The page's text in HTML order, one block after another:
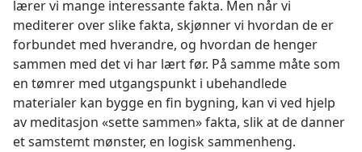
lærer vi mange interessante fakta. Men når vi
mediterer over slike fakta, skjønner vi hvordan de er
forbundet med hverandre, og hvordan de henger
sammen med det vi har lært før. På samme måte som
en tømrer med utgangspunkt i ubehandlede
materialer kan bygge en fin bygning, kan vi ved hjelp
av meditasjon «sette sammen» fakta, slik at de danner
et samstemt mønster, en logisk sammenheng.